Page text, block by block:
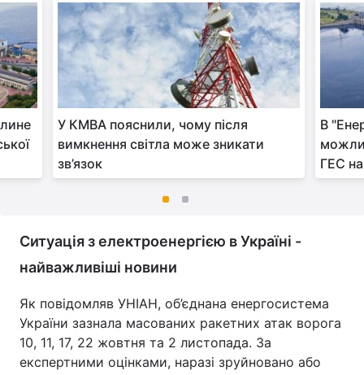
У КМВА пояснили, чому після
вимкнення світла може зникати
зв’язок
В
ГЕС
Ситуація з електроенергією в Україні -
найважливіші новини
Як повідомляв УНІАН, об’єднана енергосистема
України зазнала масованих ракетних атак ворога
10, 11, 17, 22 жовтня та 2 листопада. За
експертними оцінками, наразі зруйновано або